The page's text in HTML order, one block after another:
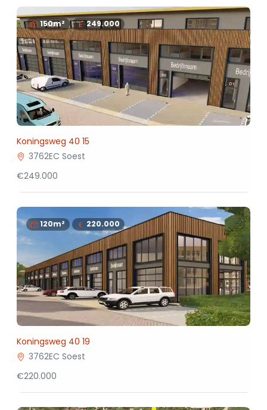
150m² 249.000
Koningsweg 40 15
3762EC Soest
€249.000
120m² 220.000
Koningsweg 40 19
3762EC Soest
€220.000